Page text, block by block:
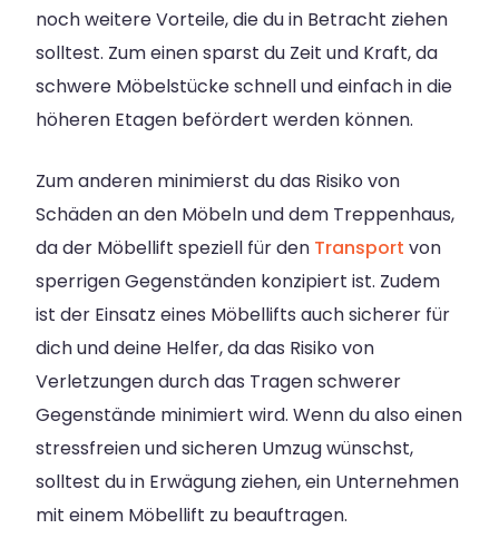
noch weitere Vorteile, die du in Betracht ziehen
solltest. Zum einen sparst du Zeit und Kraft, da
schwere Möbelstücke schnell und einfach in die
höheren Etagen befördert werden können.
Zum anderen minimierst du das Risiko von
Schäden an den Möbeln und dem Treppenhaus,
da der Möbellift speziell für den Transport von
sperrigen Gegenständen konzipiert ist. Zudem
ist der Einsatz eines Möbellifts auch sicherer für
dich und deine Helfer, da das Risiko von
Verletzungen durch das Tragen schwerer
Gegenstände minimiert wird. Wenn du also einen
stressfreien und sicheren Umzug wünschst,
solltest du in Erwägung ziehen, ein Unternehmen
mit einem Möbellift zu beauftragen.